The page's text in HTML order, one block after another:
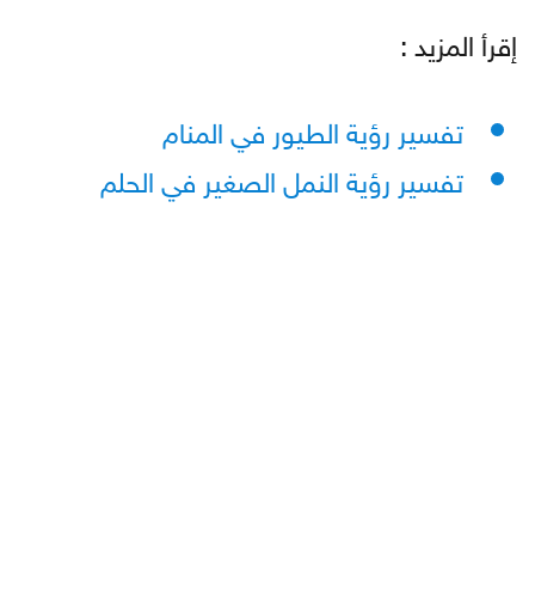
إقرأ المزيد :
تفسير رؤية الطيور في المنام
تفسير رؤية النمل الصغير في الحلم